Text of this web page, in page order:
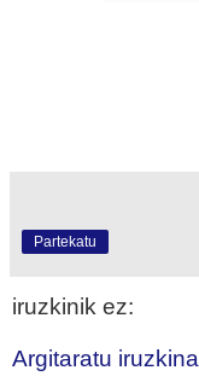
Partekatu
iruzkinik ez:
Argitaratu iruzkina